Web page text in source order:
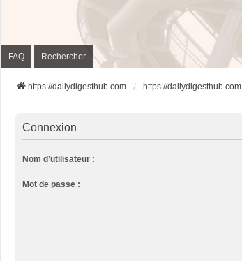
FAQ Rechercher
https://dailydigesthub.com https://dailydigesthub.com
Connexion
Nom d’utilisateur :
Mot de passe :